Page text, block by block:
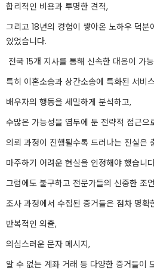
합리적인 비용과 투명한 견적,
그리고 18년의 경험이 쌓아온 노하우 덕
있었습니다.
전국 15개 지사를 통해 신속한 대응이 가
특히 이혼소송과 상간소송에 특화된 서비
배우자의 행동을 세밀하게 분석하고,
수많은 가능성을 염두에 둔 전략적 접근으
의뢰 과정이 진행될수록 드러나는 진실은
마주하기 어려운 현실을 인정해야 했습니
그럼에도 불구하고 전문가들의 신중한 조
조사 과정에서 수집된 증거들은 점차 명확
반복적인 외출,
의심스러운 문자 메시지,
알 수 없는 계좌 거래 등 다양한 증거들이